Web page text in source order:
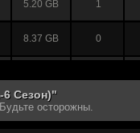
5.20 GB 1
8.37 GB 0
Сезон)"
осторожны.